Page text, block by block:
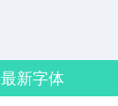
最新字体